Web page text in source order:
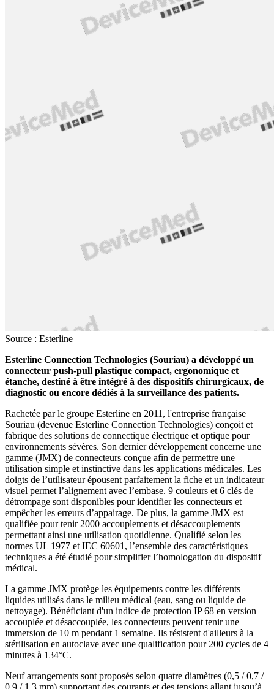
Source : Esterline
Esterline Connection Technologies (Souriau) a développé un
connecteur push-pull plastique compact, ergonomique et
étanche, destiné à être intégré à des dispositifs chirurgicaux, de
diagnostic ou encore dédiés à la surveillance des patients.
Rachetée par le groupe Esterline en 2011, l'entreprise française
Souriau (devenue Esterline Connection Technologies) conçoit et
fabrique des solutions de connectique électrique et optique pour
environnements sévères. Son dernier développement concerne une
gamme (JMX) de connecteurs conçue afin de permettre une
utilisation simple et instinctive dans les applications médicales. Les
doigts de l’utilisateur épousent parfaitement la fiche et un indicateur
visuel permet l’alignement avec l’embase. 9 couleurs et 6 clés de
détrompage sont disponibles pour identifier les connecteurs et
empêcher les erreurs d’appairage. De plus, la gamme JMX est
qualifiée pour tenir 2000 accouplements et désaccouplements
permettant ainsi une utilisation quotidienne. Qualifié selon les
normes UL 1977 et IEC 60601, l’ensemble des caractéristiques
techniques a été étudié pour simplifier l’homologation du dispositif
médical.
La gamme JMX protège les équipements contre les différents
liquides utilisés dans le milieu médical (eau, sang ou liquide de
nettoyage). Bénéficiant d'un indice de protection IP 68 en version
accouplée et désaccouplée, les connecteurs peuvent tenir une
immersion de 10 m pendant 1 semaine. Ils résistent d'ailleurs à la
stérilisation en autoclave avec une qualification pour 200 cycles de 4
minutes à 134°C.
Neuf arrangements sont proposés selon quatre diamètres (0,5 / 0,7 /